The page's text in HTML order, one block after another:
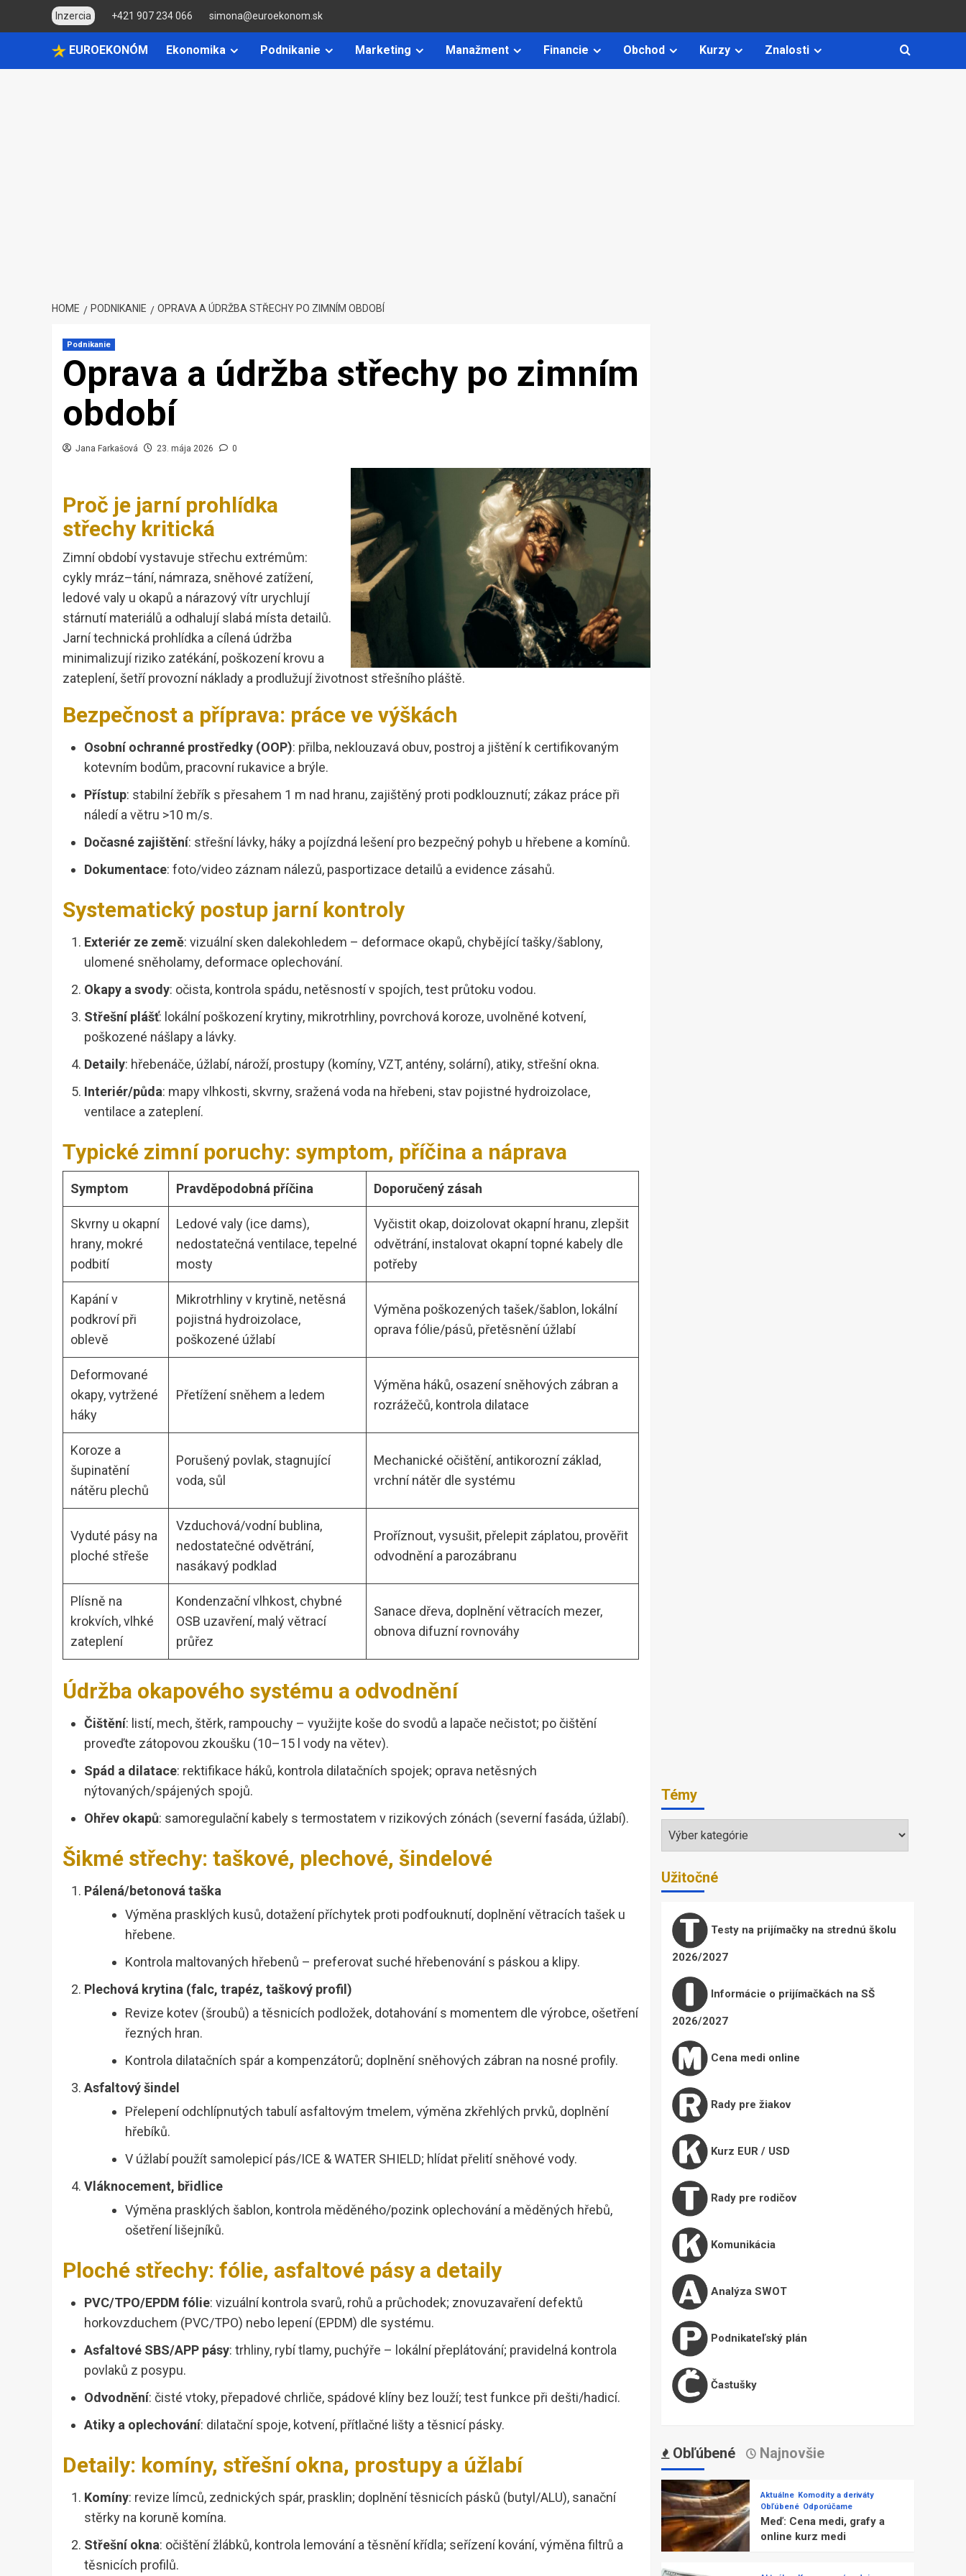
Inzercia +421 907 234 066 simona@euroekonom.sk
EUROEKONÓM Ekonomika Podnikanie Marketing Manažment Financie Obchod Kurzy Znalosti
HOME PODNIKANIE OPRAVA A ÚDRŽBA STŘECHY PO ZIMNÍM OBDOBÍ
Podnikanie
Oprava a údržba střechy po zimním
období
Jana Farkašová 23. mája 2026 0
Proč je jarní prohlídka
střechy kritická
Zimní období vystavuje střechu extrémům:
cykly mráz–tání, námraza, sněhové zatížení,
ledové valy u okapů a nárazový vítr urychlují
stárnutí materiálů a odhalují slabá místa detailů.
Jarní technická prohlídka a cílená údržba
minimalizují riziko zatékání, poškození krovu a
zateplení, šetří provozní náklady a prodlužují životnost střešního pláště.
Bezpečnost a příprava: práce ve výškách
Osobní ochranné prostředky (OOP): přilba, neklouzavá obuv, postroj a jištění k certifikovaným
kotevním bodům, pracovní rukavice a brýle.
Přístup: stabilní žebřík s přesahem 1 m nad hranu, zajištěný proti podklouznutí; zákaz práce při
náledí a větru >10 m/s.
Dočasné zajištění: střešní lávky, háky a pojízdná lešení pro bezpečný pohyb u hřebene a komínů.
Dokumentace: foto/video záznam nálezů, pasportizace detailů a evidence zásahů.
Systematický postup jarní kontroly
Exteriér ze země: vizuální sken dalekohledem – deformace okapů, chybějící tašky/šablony,
ulomené sněholamy, deformace oplechování.
Okapy a svody: očista, kontrola spádu, netěsností v spojích, test průtoku vodou.
Střešní plášť: lokální poškození krytiny, mikrotrhliny, povrchová koroze, uvolněné kotvení,
poškozené nášlapy a lávky.
Detaily: hřebenáče, úžlabí, nároží, prostupy (komíny, VZT, antény, solární), atiky, střešní okna.
Interiér/půda: mapy vlhkosti, skvrny, sražená voda na hřebeni, stav pojistné hydroizolace,
ventilace a zateplení.
Typické zimní poruchy: symptom, příčina a náprava
Symptom Pravděpodobná příčina Doporučený zásah
Skvrny u okapní
hrany, mokré
podbití
Ledové valy (ice dams),
nedostatečná ventilace, tepelné
mosty
Vyčistit okap, doizolovat okapní hranu, zlepšit
odvětrání, instalovat okapní topné kabely dle
potřeby
Kapání v
podkroví při
oblevě
Mikrotrhliny v krytině, netěsná
pojistná hydroizolace,
poškozené úžlabí
Výměna poškozených tašek/šablon, lokální
oprava fólie/pásů, přetěsnění úžlabí
Deformované
okapy, vytržené
háky
Přetížení sněhem a ledem
Výměna háků, osazení sněhových zábran a
rozrážečů, kontrola dilatace
Koroze a
šupinatění
nátěru plechů
Porušený povlak, stagnující
voda, sůl
Mechanické očištění, antikorozní základ,
vrchní nátěr dle systému
Vyduté pásy na
ploché střeše
Vzduchová/vodní bublina,
nedostatečné odvětrání,
nasákavý podklad
Proříznout, vysušit, přelepit záplatou, prověřit
odvodnění a parozábranu
Plísně na
krokvích, vlhké
zateplení
Kondenzační vlhkost, chybné
OSB uzavření, malý větrací
průřez
Sanace dřeva, doplnění větracích mezer,
obnova difuzní rovnováhy
Údržba okapového systému a odvodnění
Čištění: listí, mech, štěrk, rampouchy – využijte koše do svodů a lapače nečistot; po čištění
proveďte zátopovou zkoušku (10–15 l vody na větev).
Spád a dilatace: rektifikace háků, kontrola dilatačních spojek; oprava netěsných
nýtovaných/spájených spojů.
Ohřev okapů: samoregulační kabely s termostatem v rizikových zónách (severní fasáda, úžlabí).
Šikmé střechy: taškové, plechové, šindelové
Pálená/betonová taška
Výměna prasklých kusů, dotažení příchytek proti podfouknutí, doplnění větracích tašek u
hřebene.
Kontrola maltovaných hřebenů – preferovat suché hřebenování s páskou a klipy.
Plechová krytina (falc, trapéz, taškový profil)
Revize kotev (šroubů) a těsnicích podložek, dotahování s momentem dle výrobce, ošetření
řezných hran.
Kontrola dilatačních spár a kompenzátorů; doplnění sněhových zábran na nosné profily.
Asfaltový šindel
Přelepení odchlípnutých tabulí asfaltovým tmelem, výměna zkřehlých prvků, doplnění
hřebíků.
V úžlabí použít samolepicí pás/ICE & WATER SHIELD; hlídat přelití sněhové vody.
Vláknocement, břidlice
Výměna prasklých šablon, kontrola měděného/pozink oplechování a měděných hřebů,
ošetření lišejníků.
Ploché střechy: fólie, asfaltové pásy a detaily
PVC/TPO/EPDM fólie: vizuální kontrola svarů, rohů a průchodek; znovuzavaření defektů
horkovzduchem (PVC/TPO) nebo lepení (EPDM) dle systému.
Asfaltové SBS/APP pásy: trhliny, rybí tlamy, puchýře – lokální přeplátování; pravidelná kontrola
povlaků z posypu.
Odvodnění: čisté vtoky, přepadové chrliče, spádové klíny bez louží; test funkce při dešti/hadicí.
Atiky a oplechování: dilatační spoje, kotvení, přítlačné lišty a těsnicí pásky.
Detaily: komíny, střešní okna, prostupy a úžlabí
Komíny: revize límců, zednických spár, prasklin; doplnění těsnicích pásků (butyl/ALU), sanační
stěrky na koruně komína.
Střešní okna: očištění žlábků, kontrola lemování a těsnění křídla; seřízení kování, výměna filtrů a
těsnicích profilů.
Témy
Témy
Užitočné
Testy na prijímačky na strednú školu
2026/2027
Informácie o prijímačkách na SŠ
2026/2027
Cena medi online
Rady pre žiakov
Kurz EUR / USD
Rady pre rodičov
Komunikácia
Analýza SWOT
Podnikateľský plán
Častušky
Obľúbené Najnovšie
Aktuálne Komodity a deriváty
Obľúbené Odporúčame
Meď: Cena medi, grafy a
online kurz medi